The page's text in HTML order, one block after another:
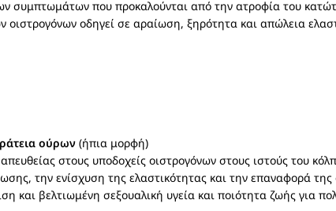
συμπτωμάτων που προκαλούνται από την ατροφία του
οδηγεί σε αραίωση, ξηρότητα και απώλεια
ούρων (ήπια μορφή)
στους υποδοχείς οιστρογόνων στους ιστούς του
την ενίσχυση της ελαστικότητας και την επαναφορά
βελτιωμένη σεξουαλική υγεία και ποιότητα ζωής για